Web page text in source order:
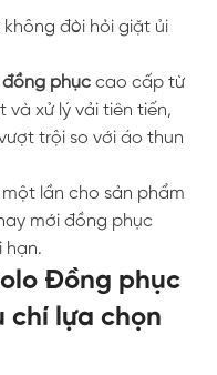
không đòi hỏi giặt ủi
phục cao cấp từ
và xử lý vải tiên tiến,
trội so với áo thun
lần cho sản phẩm
mới đồng phục
hạn.
Đồng phục
chí lựa chọn